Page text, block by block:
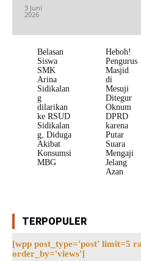
3 Juni
2026
Belasan
Siswa
SMK
Arina
Sidikalan
g
dilarikan
ke RSUD
Sidikalan
g, Diduga
Akibat
Konsumsi
MBG
Heboh!
Pengurus
Masjid
di
Mesuji
Ditegur
Oknum
DPRD
karena
Putar
Suara
Mengaji
Jelang
Azan
TERPOPULER
[wpp post_type='post' limit=5
order_by='views']